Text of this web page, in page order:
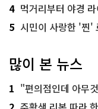
4 먹거리부터 야경
5 시민이 사랑한 '찐'
많이 본 뉴스
1 "편의점인데 아무것도